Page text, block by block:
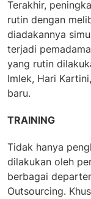
Terakhir,
rutin dengan
diadakannya
terjadi
yang rutin
Imlek, Hari
baru.
TRAINING
Tidak hanya
dilakukan oleh
berbagai
Outsourcing.